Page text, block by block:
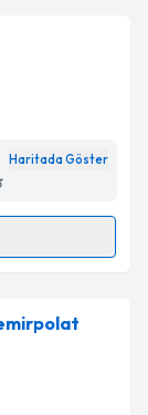
Haritada Göster
talebi
için bir